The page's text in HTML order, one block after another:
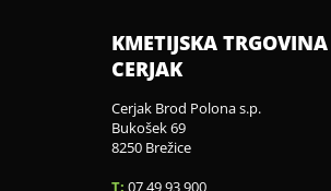
KMETIJSKA TRGOVINA
CERJAK
Cerjak Brod Polona s.p.
Bukošek 69
8250 Brežice
T: 07 49 93 900